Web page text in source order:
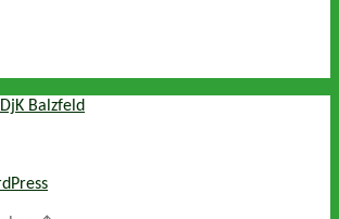
Balzfeld